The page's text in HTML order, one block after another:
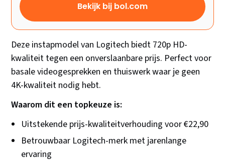
Bekijk bij bol.com
Deze instapmodel van Logitech biedt 720p HD-
kwaliteit tegen een onverslaanbare prijs. Perfect voor
basale videogesprekken en thuiswerk waar je geen
4K-kwaliteit nodig hebt.
Waarom dit een topkeuze is:
Uitstekende prijs-kwaliteitverhouding voor €22,90
Betrouwbaar Logitech-merk met jarenlange
ervaring